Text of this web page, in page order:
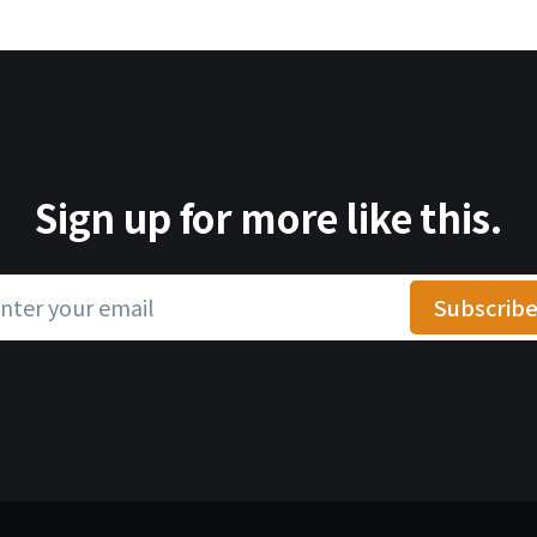
Sign up for more like this.
your email Subscribe